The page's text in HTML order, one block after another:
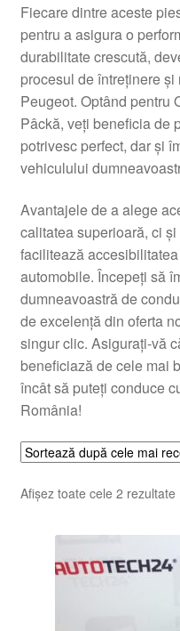
Plângere
Plățile
Politică de
Procedura de reclamație
Termeni si conditii
Fiecare dintre aceste
pentru a asigura o
durabilitate crescută,
procesul de întreținere
Peugeot. Optând pentru
Pâckă, veți beneficia de
potrivesc perfect, dar și
vehiculului
Avantajele de a alege
calitatea superioară, ci
facilitează
automobile. Începeți să
dumneavoastră de
de excelență din oferta
singur clic. Asigurați-vă
beneficiază de cele mai
încât să puteți conduce
România!
Afișez toate cele 2 rezultate